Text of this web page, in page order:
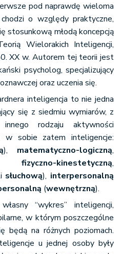
pod naprawdę wieloma
o względy praktyczne,
stosunkową młodą koncepcją
Wielorakich Inteligencji,
XX w. Autorem tej teorii jest
psycholog, specjalizujący
oraz uczenia się.
inteligencja to nie jedna
się z siedmiu wymiarów, z
rodzaju aktywności
w sobie zatem inteligencje:
), matematyczno-logiczną,
fizyczno-kinestetyczną,
słuchową), interpersonalną
(wewnętrzną).
“wykres” inteligencji,
w którym poszczególne
będą na różnych poziomach.
u jednej osoby były